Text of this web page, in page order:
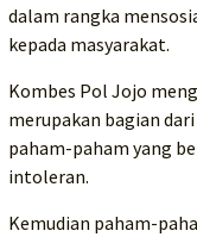
dalam rangka
kepada masyarakat.
Kombes Pol Jojo
merupakan bagian
paham-paham yang
intoleran.
Kemudian paham-